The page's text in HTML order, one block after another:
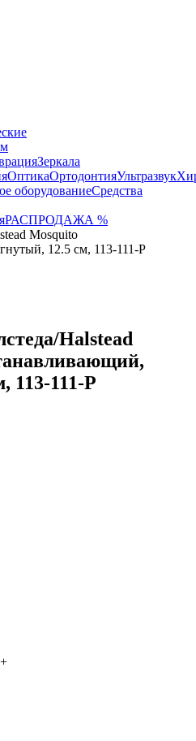
Зеркала
ОптикаОртодонтияУльтразвук
оборудованиеСредства
РАСПРОДАЖА %
Mosquito
12.5 см, 113-111-P
Halstead
113-111-P
+